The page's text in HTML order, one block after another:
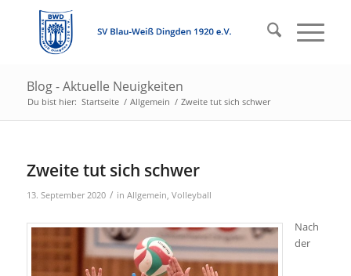
Blog - Aktuelle Neuigkeiten
Du bist hier: Startseite / Allgemein / Zweite tut sich schwer
Zweite tut sich schwer
13. September 2020 / in Allgemein, Volleyball
Nach
der